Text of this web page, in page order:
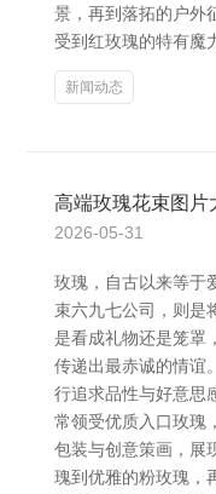
景，再到落拓的户外
受到红玫瑰的特有魔
新闻动态
高端玫瑰花束图片
2026-05-31
玫瑰，自古以来等于
束六九七公司，则是
是看成礼物还是笼罩
传递出最赤诚的情谊
行追求品性与好意思
常领受优质入口玫瑰
包装与创意策画，展
瑰到优雅的粉玫瑰，